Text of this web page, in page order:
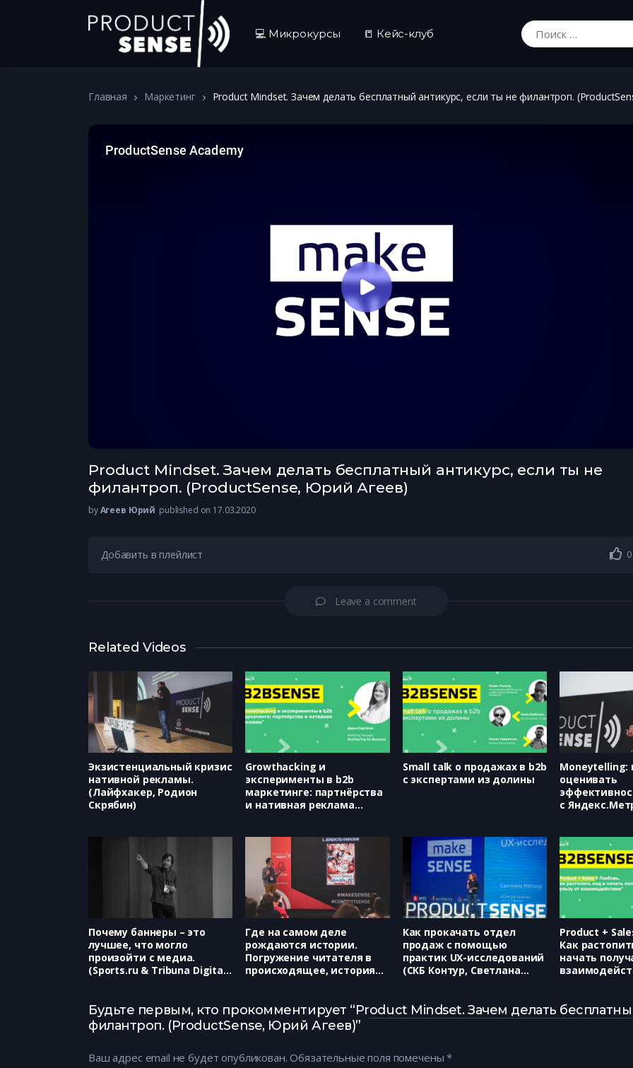
💻 Микрокурсы 📒 Кейс-клуб
Искать:
Главная Маркетинг Product Mindset. Зачем делать бесплатный антикурс, если ты не филантроп.
Product Mindset. Зачем делать бесплатный антикурс, если ты не
филантроп. (ProductSense, Юрий Агеев)
byАгеев Юрий published on 17.03.2020
Добавить в плейлист 0
Leave a comment
Related Videos
Экзистенциальный кризис
нативной рекламы.
(Лайфхакер, Родион
Скрябин)
Growthacking и
эксперименты в b2b
маркетинге: партнёрства
и нативная реклама
Small talk о продажах в b2b
с экспертами из долины
Moneytelling:
оценивать
с
Почему баннеры – это
лучшее, что могло
произойти с медиа.
(Sports.ru & Tribuna Digital,
Где на самом деле
рождаются истории.
Погружение читателя в
происходящее, история
Как прокачать отдел
продаж с помощью
практик UX-исследований
(СКБ Контур, Светлана
Product +
Как
начать
Будьте первым, кто прокомментирует “Product Mindset. Зачем делать
филантроп. (ProductSense, Юрий Агеев)”
Ваш адрес email не будет опубликован. Обязательные поля помечены*